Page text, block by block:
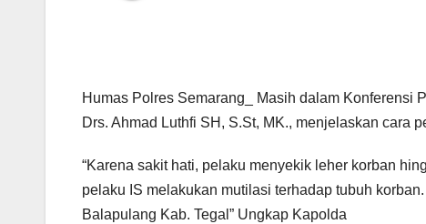
Humas Polres Semarang_ Masih dalam Konferensi
Drs. Ahmad Luthfi SH, S.St, MK., menjelaskan cara
“Karena sakit hati, pelaku menyekik leher korban
pelaku IS melakukan mutilasi terhadap tubuh
Balapulang Kab. Tegal” Ungkap Kapolda